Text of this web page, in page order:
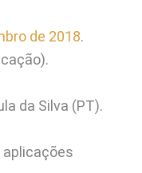
de 2018.
da Silva (PT).
aplicações